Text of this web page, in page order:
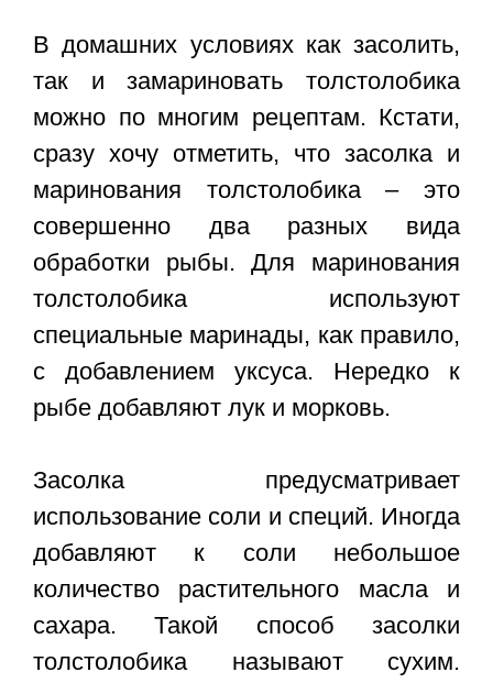
В домашних условиях как засолить,
так и замариновать толстолобика
можно по многим рецептам. Кстати,
сразу хочу отметить, что засолка и
маринования толстолобика – это
совершенно два разных вида
обработки рыбы. Для маринования
толстолобика используют
специальные маринады, как правило,
с добавлением уксуса. Нередко к
рыбе добавляют лук и морковь.
Засолка предусматривает
использование соли и специй. Иногда
добавляют к соли небольшое
количество растительного масла и
сахара. Такой способ засолки
толстолобика называют сухим.